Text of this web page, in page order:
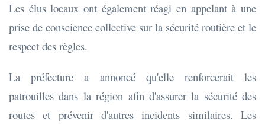
Les élus locaux ont également réagi en appelant à une
prise de conscience collective sur la sécurité routière et le
respect des règles.
La préfecture a annoncé qu'elle renforcerait les
patrouilles dans la région afin d'assurer la sécurité des
routes et prévenir d'autres incidents similaires. Les